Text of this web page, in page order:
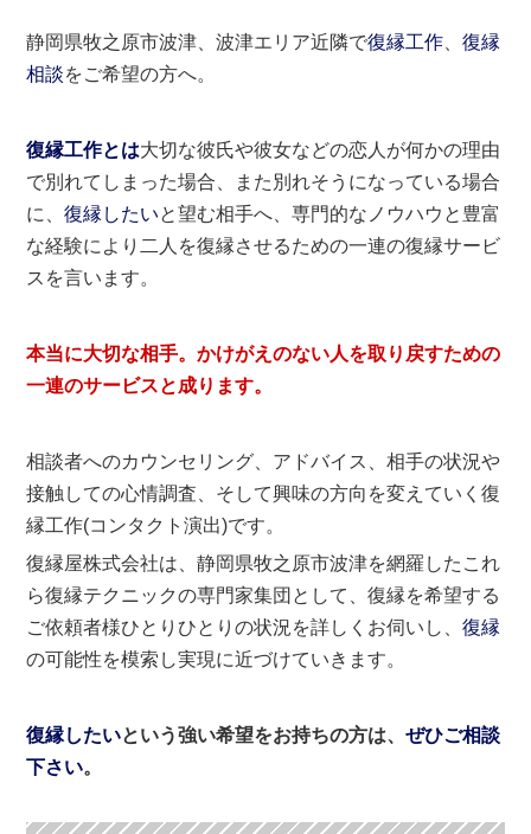
静岡県牧之原市波津、波津エリア近隣で復縁工作 、復縁
相談をご希望の方へ。
復縁工作とは大切な彼氏や彼女などの恋人が何かの理由
で別れてしまった場合、また別れそうになっている場合
に、復縁したいと望む相手へ、専門的なノウハウと豊富
な経験により二人を復縁させるための一連の復縁サービ
スを言います。
本当に大切な相手。かけがえのない人を取り戻すための
一連のサービスと成ります。
相談者へのカウンセリング、アドバイス、相手の状況や
接触しての心情調査、そして興味の方向を変えていく復
縁工作(コンタクト演出)です。
復縁屋株式会社は、静岡県牧之原市波津を網羅したこれ
ら復縁テクニックの専門家集団として、復縁を希望する
ご依頼者様ひとりひとりの状況を詳しくお伺いし、復縁
の可能性を模索し実現に近づけていきます。
復縁したいという強い希望をお持ちの方は、ぜひご相談
下さい。